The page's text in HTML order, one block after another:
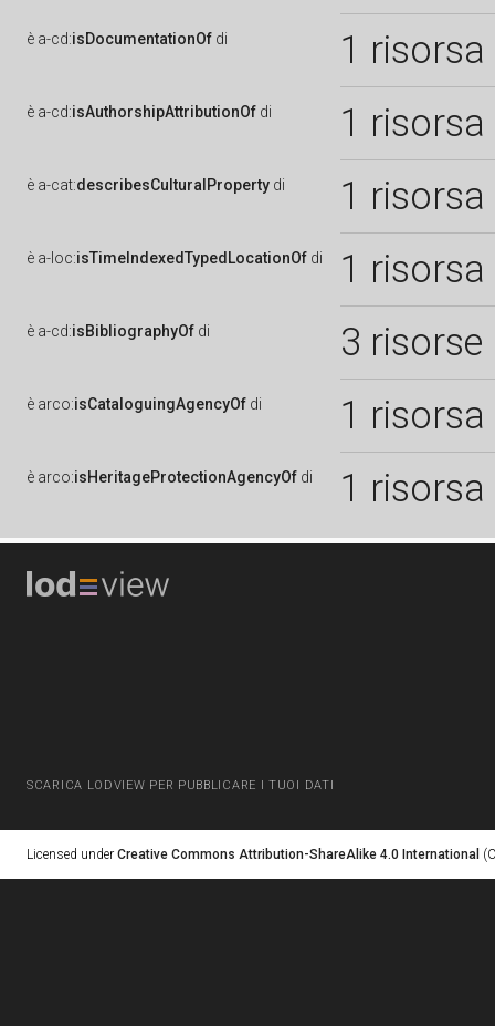
è a-cd:isDocumentationOf di 1 risorsa
è a-cd:isAuthorshipAttributionOf di 1 risorsa
è a-cat:describesCulturalProperty di 1 risorsa
è a-loc:isTimeIndexedTypedLocationOf di 1 risorsa
è a-cd:isBibliographyOf di 3 risorse
è arco:isCataloguingAgencyOf di 1 risorsa
è arco:isHeritageProtectionAgencyOf di 1 risorsa
SCARICA LODVIEW PER PUBBLICARE I TUOI DATI
Licensed under Creative Commons Attribution-ShareAlike 4.0 International